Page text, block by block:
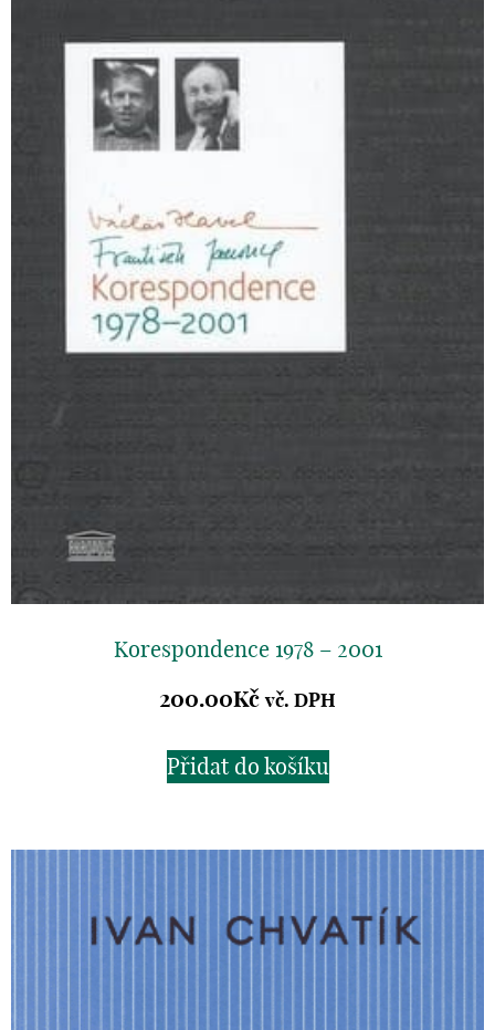
Korespondence 1978 – 2001
200.00Kč vč. DPH
Přidat do košíku